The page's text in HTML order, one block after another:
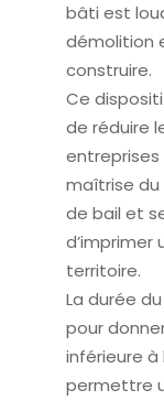
bâti est
démolition
construire.
Ce
de réduire
entreprises
maîtrise du
de bail et
territoire.
La durée
pour
inférieure
permettre